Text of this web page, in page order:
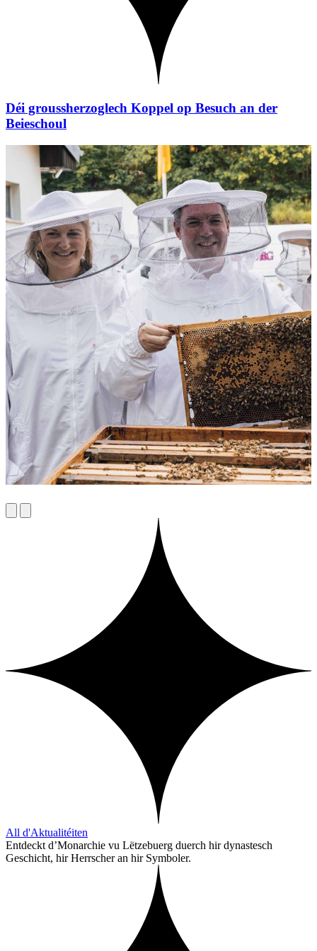
Déi groussherzoglech Koppel op Besuch an der
Beieschoul
All d'Aktualitéiten
Entdeckt d’Monarchie vu Lëtzebuerg duerch hir dynastesch
Geschicht, hir Herrscher an hir Symboler.